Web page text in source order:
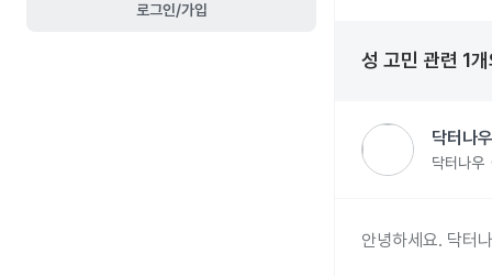
로그인/가입
성 고민 관련 1
닥터나
닥터나우
안녕하세요. 닥터